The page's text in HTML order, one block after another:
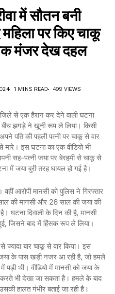
में सौतन बनी
पर किए चाकू
मंजर देख दहल
1 MINS READ 499 VIEWS
से एक हैरान कर देने वाली घटना
झगड़े ने खूनी रूप ले लिया। किसी
पति की पहली पत्नी पर चाकू से वार
इस घटना का एक वीडियो भी
सह-पत्नी जया पर बेरहमी से चाकू से
में जया बुरी तरह घायल हो गई है।
आरोपी मानसी को पुलिस ने गिरफ्तार
की मानसी और 26 साल की जया की
घटना दिवाली के दिन की है, मानसी
जिसने बाद में हिंसक रूप ले लिया।
बार चाकू से वार किया। इस
के पास खड़ी नजर आ रही है, जो हमले
थी। वीडियो में मानसी को जया के
भी देखा जा सकता है। हमले के बाद
हालत गंभीर बताई जा रही है।